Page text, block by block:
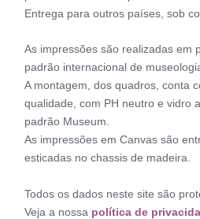
Entrega para outros países, sob
As impressões são realizadas em
padrão internacional de
A montagem, dos quadros, conta
qualidade, com PH neutro e vidro
padrão Museum.
As impressões em Canvas são
esticadas no chassis de madeira.
Todos os dados neste site são
Veja a nossa política de